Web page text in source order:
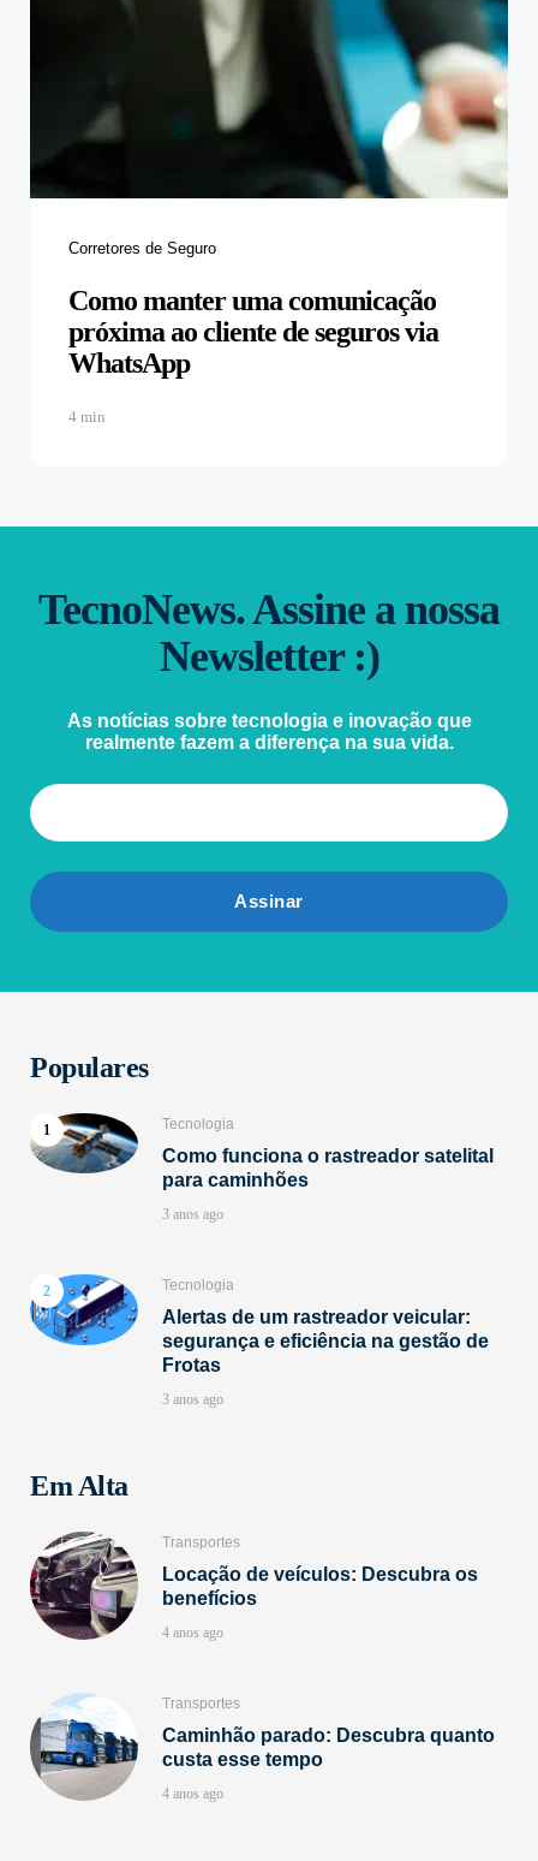
Corretores de Seguro
Como manter uma comunicação
próxima ao cliente de seguros via
WhatsApp
4 min
TecnoNews. Assine a nossa
Newsletter :)
As notícias sobre tecnologia e inovação que
realmente fazem a diferença na sua vida.
Populares
Tecnologia
Como funciona o rastreador satelital
para caminhões
3 anos ago
Tecnologia
Alertas de um rastreador veicular:
segurança e eficiência na gestão de
Frotas
3 anos ago
Em Alta
Transportes
Locação de veículos: Descubra os
benefícios
4 anos ago
Transportes
Caminhão parado: Descubra quanto
custa esse tempo
4 anos ago